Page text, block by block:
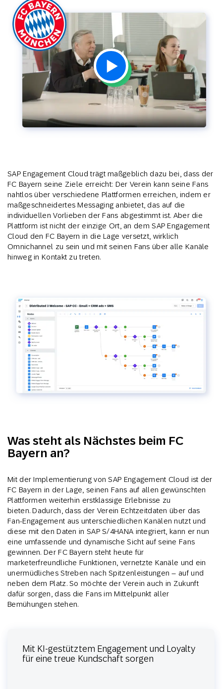
SAP Engagement Cloud trägt maßgeblich dazu bei, dass der
FC Bayern seine Ziele erreicht: Der Verein kann seine Fans
nahtlos über verschiedene Plattformen erreichen, indem er
maßgeschneidertes Messaging anbietet, das auf die
individuellen Vorlieben der Fans abgestimmt ist. Aber die
Plattform ist nicht der einzige Ort, an dem SAP Engagement
Cloud den FC Bayern in die Lage versetzt, wirklich
Omnichannel zu sein und mit seinen Fans über alle Kanäle
hinweg in Kontakt zu treten.
Was steht als Nächstes beim FC
Bayern an?
Mit der Implementierung von SAP Engagement Cloud ist der
FC Bayern in der Lage, seinen Fans auf allen gewünschten
Plattformen weiterhin erstklassige Erlebnisse zu
bieten. Dadurch, dass der Verein Echtzeitdaten über das
Fan-Engagement aus unterschiedlichen Kanälen nutzt und
diese mit den Daten in SAP S/4HANA integriert, kann er nun
eine umfassende und dynamische Sicht auf seine Fans
gewinnen. Der FC Bayern steht heute für
marketerfreundliche Funktionen, vernetzte Kanäle und ein
unermüdliches Streben nach Spitzenleistungen – auf und
neben dem Platz. So möchte der Verein auch in Zukunft
dafür sorgen, dass die Fans im Mittelpunkt aller
Bemühungen stehen.
Mit KI-gestütztem Engagement und Loyalty
für eine treue Kundschaft sorgen